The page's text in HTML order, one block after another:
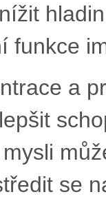
funkce
a
se